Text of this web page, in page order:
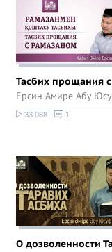
Тасбих прощания
Ерсин Амире Абу
33 088 1
О дозволенности